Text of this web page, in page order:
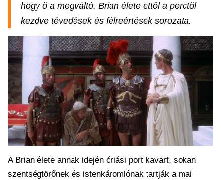
hogy ő a megváltó. Brian élete ettől a perctől
kezdve tévedések és félreértések sorozata.
A Brian élete annak idején óriási port kavart, sokan
szentségtörőnek és istenkáromlónak tartják a mai